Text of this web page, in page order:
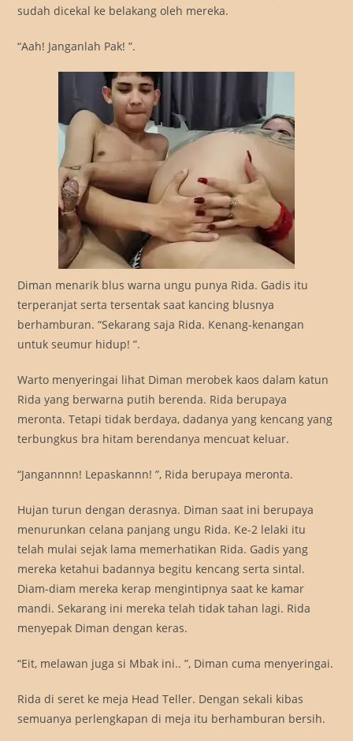
sudah dicekal ke belakang oleh mereka.
“Aah! Janganlah Pak! ”.
Diman menarik blus warna ungu punya Rida. Gadis itu
terperanjat serta tersentak saat kancing blusnya
berhamburan. “Sekarang saja Rida. Kenang-kenangan
untuk seumur hidup! ”.
Warto menyeringai lihat Diman merobek kaos dalam katun
Rida yang berwarna putih berenda. Rida berupaya
meronta. Tetapi tidak berdaya, dadanya yang kencang yang
terbungkus bra hitam berendanya mencuat keluar.
“Jangannnn! Lepaskannn! ”, Rida berupaya meronta.
Hujan turun dengan derasnya. Diman saat ini berupaya
menurunkan celana panjang ungu Rida. Ke-2 lelaki itu
telah mulai sejak lama memerhatikan Rida. Gadis yang
mereka ketahui badannya begitu kencang serta sintal.
Diam-diam mereka kerap mengintipnya saat ke kamar
mandi. Sekarang ini mereka telah tidak tahan lagi. Rida
menyepak Diman dengan keras.
“Eit, melawan juga si Mbak ini.. ”, Diman cuma menyeringai.
Rida di seret ke meja Head Teller. Dengan sekali kibas
semuanya perlengkapan di meja itu berhamburan bersih.